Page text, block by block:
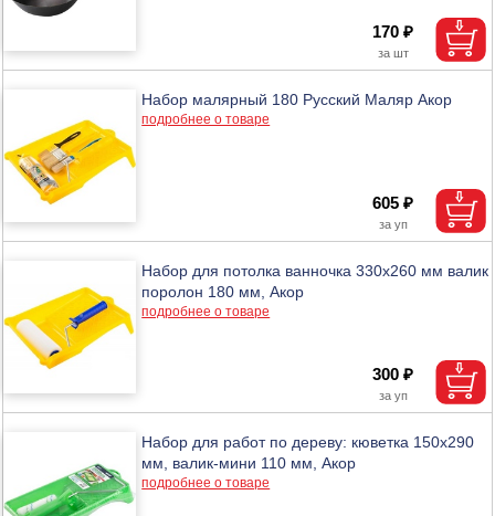
170 ₽
Набор малярный 180 Русский Маляр Акор
подробнее о товаре
605 ₽
Набор для потолка ванночка 330х260 мм валик
поролон 180 мм, Акор
подробнее о товаре
300 ₽
Набор для работ по дереву: кюветка 150х290
мм, валик-мини 110 мм, Акор
подробнее о товаре